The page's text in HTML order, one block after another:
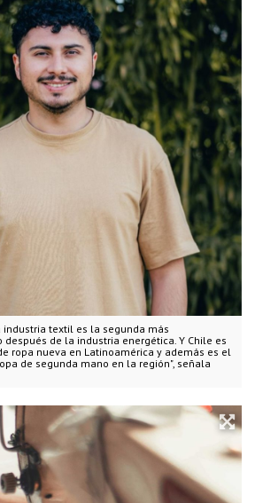
industria textil es la segunda más
de la industria energética. Y Chile es
ropa nueva en Latinoamérica y además es el
de segunda mano en la región", señala